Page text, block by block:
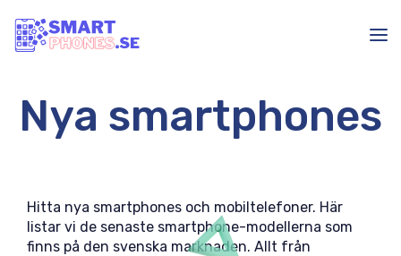
Nya smartphones
Hitta nya smartphones och mobiltelefoner. Här
listar vi de senaste smartphone-modellerna som
finns på den svenska marknaden. Allt från